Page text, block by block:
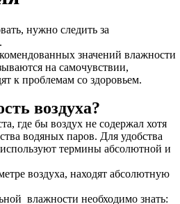
нужно следить за
значений влажности
на самочувствии,
к проблемам со здоровьем.
воздуха?
где бы воздух не содержал хотя
водяных паров. Для удобства
термины абсолютной и
воздуха, находят абсолютную
влажности необходимо знать: